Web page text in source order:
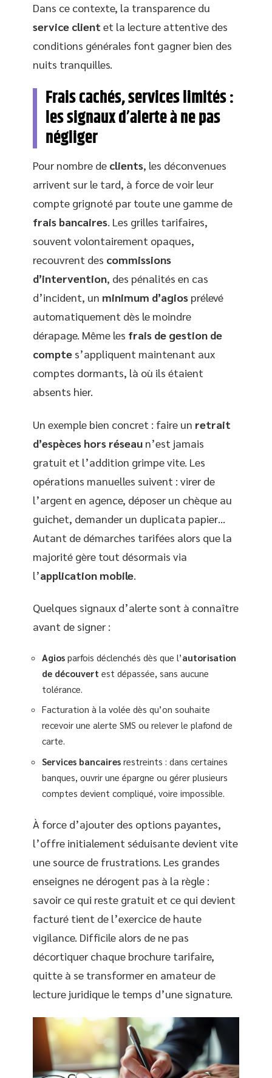
Dans ce contexte, la transparence du
service client et la lecture attentive des
conditions générales font gagner bien des
nuits tranquilles.
Frais cachés, services limités :
les signaux d’alerte à ne pas
négliger
Pour nombre de clients, les déconvenues
arrivent sur le tard, à force de voir leur
compte grignoté par toute une gamme de
frais bancaires. Les grilles tarifaires,
souvent volontairement opaques,
recouvrent des commissions
d’intervention, des pénalités en cas
d’incident, un minimum d’agios prélevé
automatiquement dès le moindre
dérapage. Même les frais de gestion de
compte s’appliquent maintenant aux
comptes dormants, là où ils étaient
absents hier.
Un exemple bien concret : faire un retrait
d’espèces hors réseau n’est jamais
gratuit et l’addition grimpe vite. Les
opérations manuelles suivent : virer de
l’argent en agence, déposer un chèque au
guichet, demander un duplicata papier…
Autant de démarches tarifées alors que la
majorité gère tout désormais via
l’application mobile
Quelques signaux d’alerte sont à connaître
avant de signer :
Agios parfois déclenchés dès que l’autorisation
de découvert est dépassée, sans aucune
tolérance.
Facturation à la volée dès qu’on souhaite
recevoir une alerte SMS ou relever le plafond de
carte.
Services bancaires restreints : dans certaines
banques, ouvrir une épargne ou gérer plusieurs
comptes devient compliqué, voire impossible.
À force d’ajouter des options payantes,
l’offre initialement séduisante devient vite
une source de frustrations. Les grandes
enseignes ne dérogent pas à la règle :
savoir ce qui reste gratuit et ce qui devient
facturé tient de l’exercice de haute
vigilance. Difficile alors de ne pas
décortiquer chaque brochure tarifaire,
quitte à se transformer en amateur de
lecture juridique le temps d’une signature.